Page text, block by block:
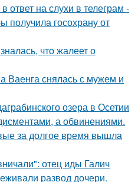
ответ на слухи в телеграм -
получила госохрану от
что жалеет о
Ваенга снялась с мужем и
озера в Осетии
а обвинениями.
за долгое время вышла
отец иды Галич
развод дочери.